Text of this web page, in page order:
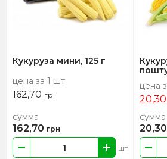
Кукуруза мини, 125 г
цена за 1 шт
162,70 грн
шт
сумма
162,70 грн
цена
20,30
сумма
20,30